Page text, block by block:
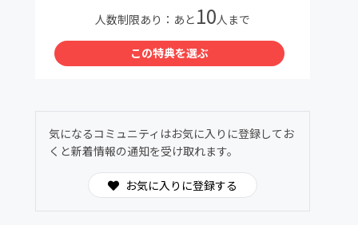
人数制限あり：あと 10人まで
この特典を選ぶ
気になるコミュニティはお気に入りに登録してお
くと新着情報の通知を受け取れます。
お気に入りに登録する